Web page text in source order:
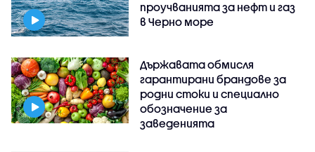
проучванията за нефт и газ
в Черно море
Държавата обмисля
гарантирани брандове за
родни стоки и специално
обозначение за
заведенията